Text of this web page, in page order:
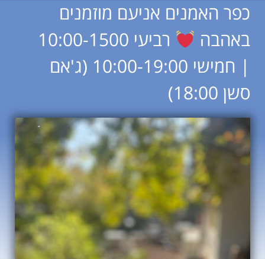
כפר האמנים אניעם מוזמנים
באהבה
רביעי 10:00-1500
| חמישי 10:00-19:00 (ג'אם
סשן 18:00)